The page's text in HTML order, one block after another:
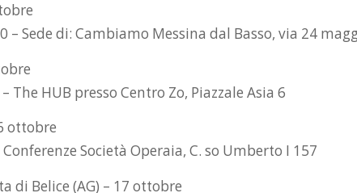
– Sede di: Cambiamo Messina dal Basso, via 24
The HUB presso Centro Zo, Piazzale Asia 6
ottobre
Conferenze Società Operaia, C. so Umberto I 157
di Belice (AG) – 17 ottobre